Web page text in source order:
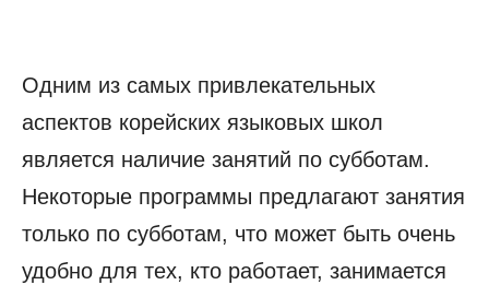
Одним из самых привлекательных
аспектов корейских языковых школ
является наличие занятий по субботам.
Некоторые программы предлагают занятия
только по субботам, что может быть очень
удобно для тех, кто работает, занимается